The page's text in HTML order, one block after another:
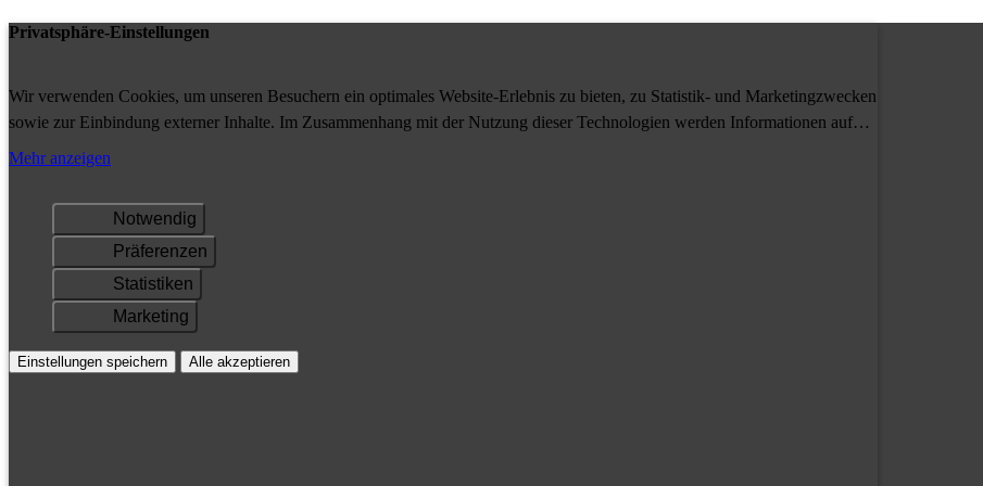
Privatsphäre-Einstellungen
Wir verwenden Cookies, um unseren Besuchern ein optimales Website-Erlebnis zu bieten, zu Statistik- und Marketingzwecken
sowie zur Einbindung externer Inhalte. Im Zusammenhang mit der Nutzung dieser Technologien werden Informationen auf
Ihrem Gerät gespeichert und/oder abgerufen.
Mehr anzeigen
Notwendig
Präferenzen
Statistiken
Marketing
Einstellungen speichern Alle akzeptieren